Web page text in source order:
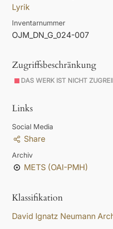
Lyrik
Inventarnummer
OJM_DN_G_024-007
Zugriffsbeschränkung
DAS WERK IST NICHT
Links
Social Media
Share
Archiv
METS (OAI-PMH)
Klassifikation
David Ignatz Neumann